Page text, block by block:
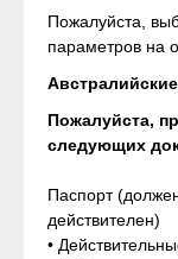
Пожалуйста,
параметров на
Пожалуйста,
следующих
Паспорт
действителен)
•